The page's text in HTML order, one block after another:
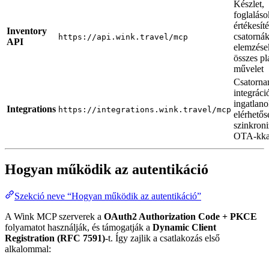
Inventory
API
https://api.wink.travel/mcp
Készlet,
összes
művelet
Integrations https://integrations.wink.travel/mcp
OTA-
Hogyan működik az autentikáció
Szekció neve “Hogyan működik az autentikáció”
A Wink MCP szerverek a OAuth2 Authorization Code + PKCE
folyamatot használják, és támogatják a Dynamic Client
Registration (RFC 7591)-t. Így zajlik a csatlakozás első
alkalommal: